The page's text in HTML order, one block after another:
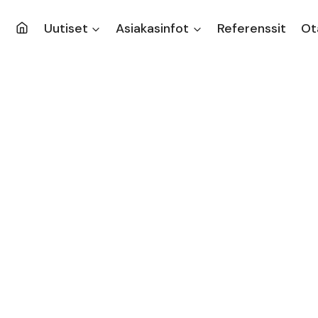
Uutiset Asiakasinfot Referenssit